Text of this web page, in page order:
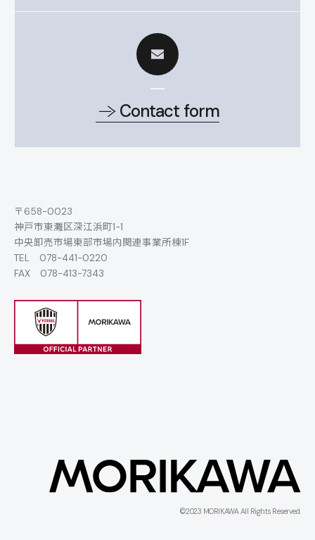
Contact form
〒658-0023
神戸市東灘区深江浜町1-1
中央卸売市場東部市場内関連事業所棟1F
TEL 078-441-0220
FAX 078-413-7343
©2023 MORIKAWA All Rights Reserved.